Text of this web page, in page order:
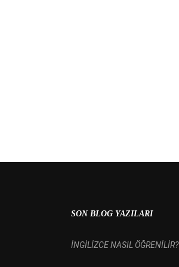
SON BLOG YAZILARI
İNGİLİZCE NASIL ÖĞRENİLİR?